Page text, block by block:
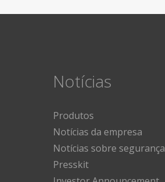
Notícias
Produtos
Notícias da empresa
Notícias sobre segurança
Presskit